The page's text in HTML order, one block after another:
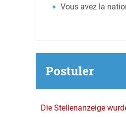
Vous avez la
Postuler
Die Stellenanzeige